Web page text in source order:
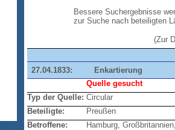
Bessere Suchergebnisse
zur Suche nach beteiligten
(Zur
27.04.1833:
Enkartierung
Quelle gesucht
Typ der Quelle: Circular
Beteiligte:
Preußen
Betroffene:
Hamburg,